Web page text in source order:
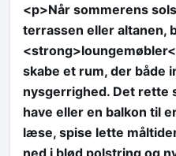
<p>Når sommerens
terrassen eller altanen,
skabe et rum, der både
nysgerrighed. Det
have eller en balkon til
læse, spise lette
ned i blød polstring og